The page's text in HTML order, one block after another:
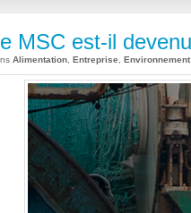
MSC est-il
Alimentation Entreprise Environnement